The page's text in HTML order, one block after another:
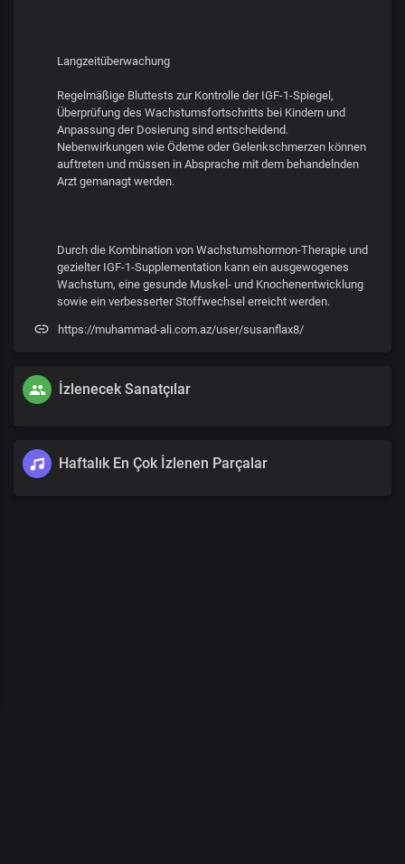
Langzeitüberwachung
Regelmäßige Bluttests zur Kontrolle der IGF-1-Spiegel,
Überprüfung des Wachstumsfortschritts bei Kindern und
Anpassung der Dosierung sind entscheidend.
Nebenwirkungen wie Ödeme oder Gelenkschmerzen können
auftreten und müssen in Absprache mit dem behandelnden
Arzt gemanagt werden.
Durch die Kombination von Wachstumshormon-Therapie und
gezielter IGF-1-Supplementation kann ein ausgewogenes
Wachstum, eine gesunde Muskel- und Knochenentwicklung
sowie ein verbesserter Stoffwechsel erreicht werden.
https://muhammad-ali.com.az/user/susanflax8/
İzlenecek Sanatçılar
Haftalık En Çok İzlenen Parçalar